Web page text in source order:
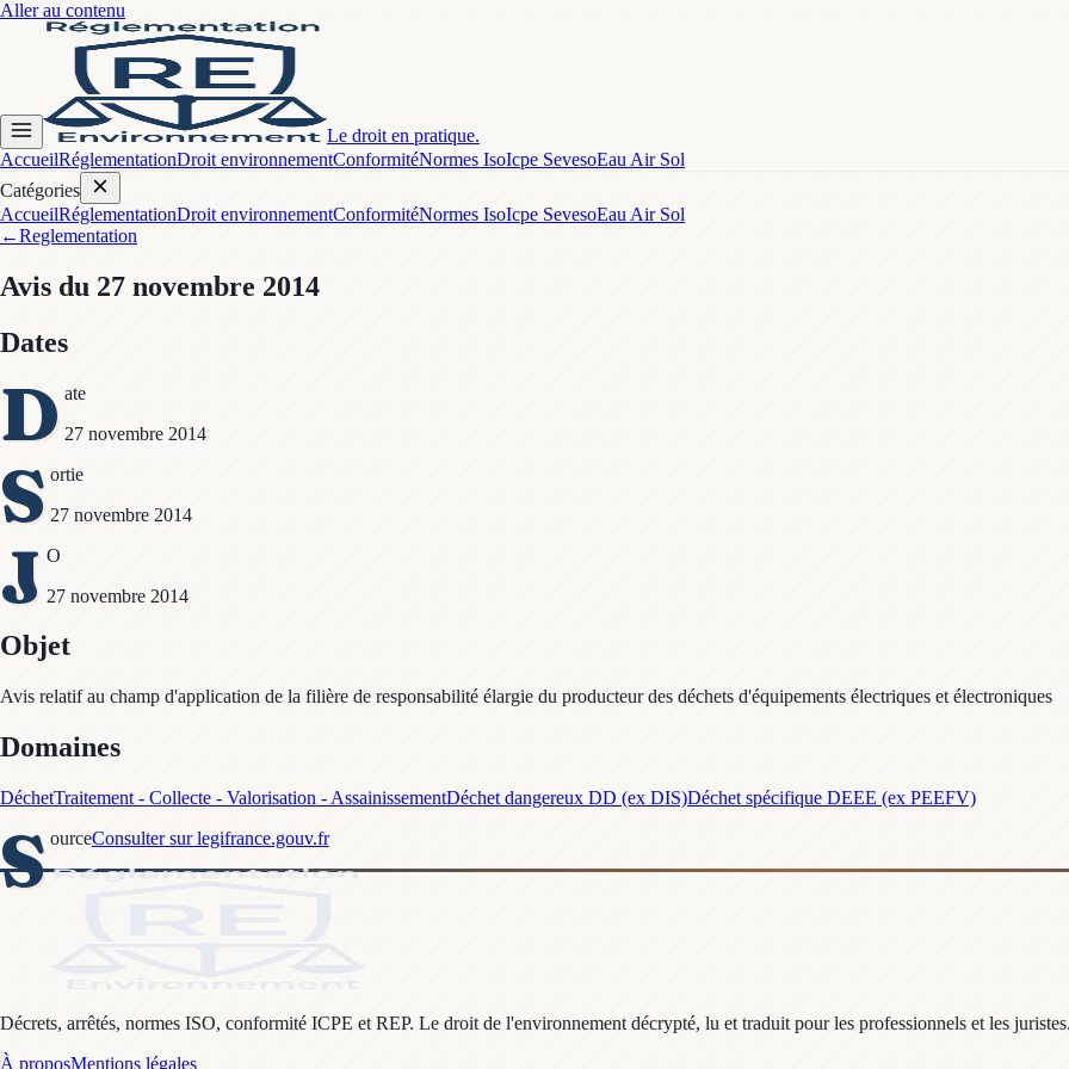
Aller au contenu
Le droit en pratique.
AccueilRéglementationDroit environnementConformitéNormes IsoIcpe SevesoEau Air Sol
Catégories
AccueilRéglementationDroit environnementConformitéNormes IsoIcpe SevesoEau Air Sol
←Reglementation
Avis du 27 novembre 2014
Dates
D ate
27 novembre 2014
S ortie
27 novembre 2014
J O
27 novembre 2014
Objet
Avis relatif au champ d'application de la filière de responsabilité élargie du producteur des déchets d'équipements électriques et électroniques
Domaines
DéchetTraitement - Collecte - Valorisation - AssainissementDéchet dangereux DD (ex DIS)Déchet spécifique DEEE (ex PEEFV)
S ourceConsulter sur legifrance.gouv.fr
Décrets, arrêtés, normes ISO, conformité ICPE et REP. Le droit de l'environnement décrypté, lu et traduit pour les professionnels et les
À proposMentions légales